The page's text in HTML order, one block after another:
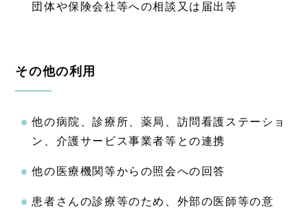
団体や保険会社等への相談又は届出等
その他の利用
他の病院、診療所、薬局、訪問看護ステーショ
ン、介護サービス事業者等との連携
他の医療機関等からの照会への回答
患者さんの診療等のため、外部の医師等の意